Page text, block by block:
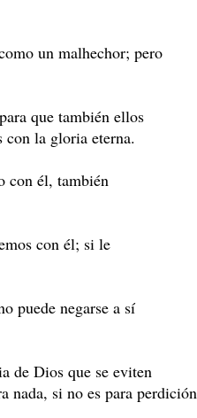
un malhechor; pero
que también ellos
con la gloria eterna.
con él, también
con él; si le
puede negarse a sí
de Dios que se eviten
nada, si no es para perdición